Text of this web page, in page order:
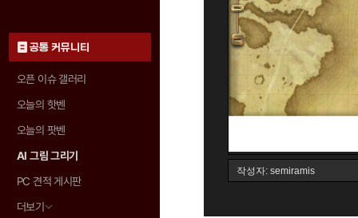
공통 커뮤니티
오픈 이슈 갤러리
오늘의 핫벤
오늘의 팟벤
AI 그림 그리기
PC 견적 게시판
더보기